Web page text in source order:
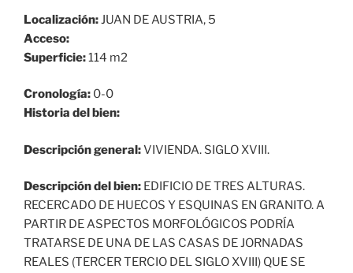
Localización:JUAN DE AUSTRIA, 5
Acceso:
Superficie:114 m2
Cronología: 0-0
Historia del bien:
Descripción general:VIVIENDA. SIGLO XVIII.
Descripción del bien: EDIFICIO DE TRES ALTURAS.
RECERCADO DE HUECOS Y ESQUINAS EN GRANITO. A
PARTIR DE ASPECTOS MORFOLÓGICOS PODRÍA
TRATARSE DE UNA DE LAS CASAS DE JORNADAS
REALES (TERCER TERCIO DEL SIGLO XVIII) QUE SE